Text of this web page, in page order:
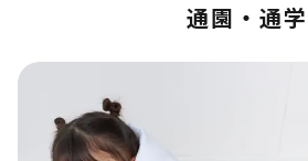
通園・通学